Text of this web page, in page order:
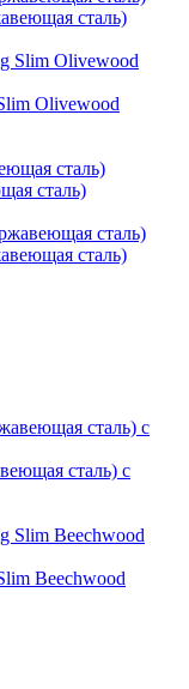
сталь)
Olivewood
сталь)
сталь)
сталь) с
Beechwood